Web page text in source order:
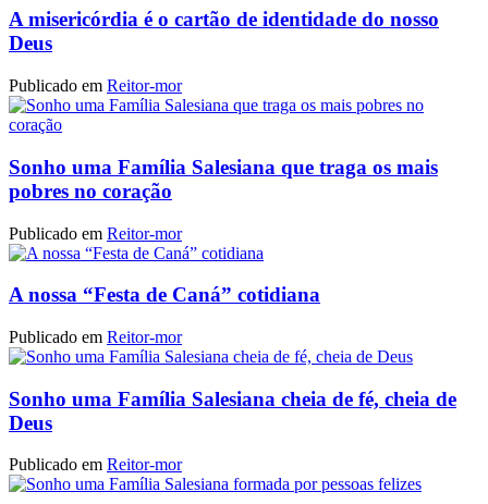
A misericórdia é o cartão de identidade do nosso
Deus
Publicado em Reitor-mor
Sonho uma Família Salesiana que traga os mais
pobres no coração
Publicado em Reitor-mor
A nossa “Festa de Caná” cotidiana
Publicado em Reitor-mor
Sonho uma Família Salesiana cheia de fé, cheia de
Deus
Publicado em Reitor-mor